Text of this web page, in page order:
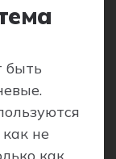
быть
не
как